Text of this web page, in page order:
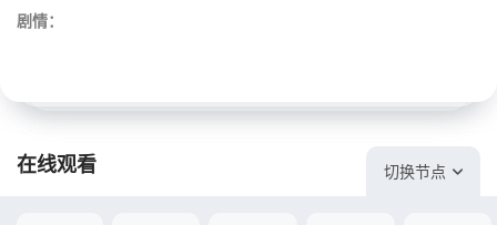
剧情：
在线观看 切换节点